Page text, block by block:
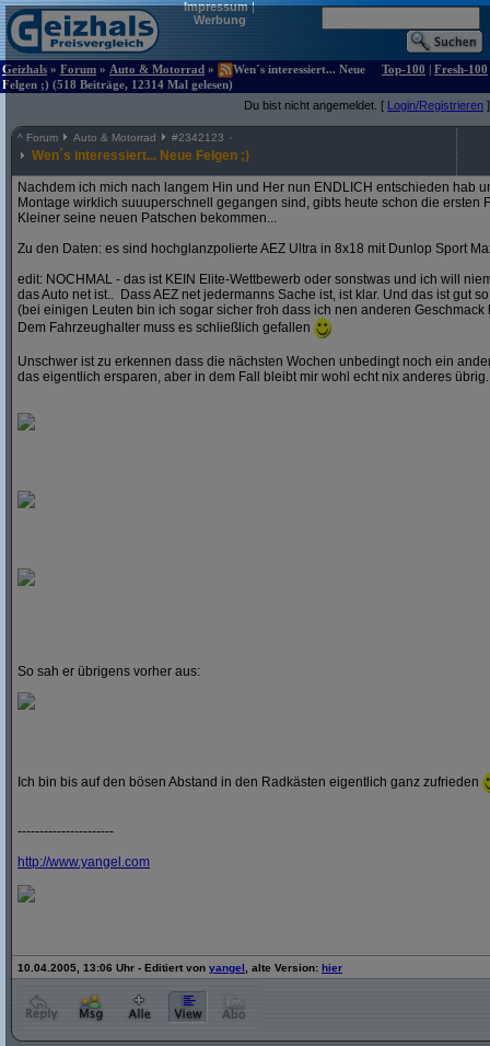
Impressum|
Werbung
Geizhals » Forum » Auto & Motorrad »
Wen´s interessiert... Neue
Felgen ;) (518 Beiträge, 12314 Mal gelesen)
Top-100 | Fresh-100
Du bist nicht angemeldet. [ Login/Registrieren ]
^ Forum Auto & Motorrad #2342123
Wen´s interessiert... Neue Felgen ;)
Nachdem ich mich nach langem Hin und Her nun ENDLICH entschieden hab
Montage wirklich suuuperschnell gegangen sind, gibts heute schon die ersten
Kleiner seine neuen Patschen bekommen...
Zu den Daten: es sind hochglanzpolierte AEZ Ultra in 8x18 mit Dunlop Sport
edit: NOCHMAL - das ist KEIN Elite-Wettbewerb oder sonstwas und ich will
das Auto net ist.. Dass AEZ net jedermanns Sache ist, ist klar. Und das ist gut
(bei einigen Leuten bin ich sogar sicher froh dass ich nen anderen Geschmack
Dem Fahrzeughalter muss es schließlich gefallen
Unschwer ist zu erkennen dass die nächsten Wochen unbedingt noch ein
das eigentlich ersparen, aber in dem Fall bleibt mir wohl echt nix anderes
So sah er übrigens vorher aus:
Ich bin bis auf den bösen Abstand in den Radkästen eigentlich ganz zufrieden
----------------------
http://www.yangel.com
10.04.2005, 13:06 Uhr - Editiert von yangel , alte Version: hier